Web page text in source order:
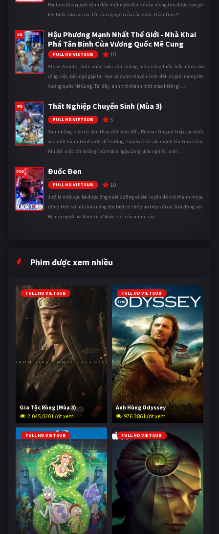
Rentaro Aijo quyết định đến một ngôi đền để cầu mong tìm được bạn gái
khi bước vào cấp ba. Lời cầu nguyện của cậu được Thần Tình Y ...
#8
Hậu Phương Mạnh Nhất Thế Giới - Nhà Khai
Phá Tân Binh Của Vương Quốc Mê Cung
FULL HD VIETSUB 10
Atobe Arihito, một nhân viên văn phòng luôn cống hiến hết mình cho
công việc, bất ngờ gặp tai nạn và được chuyển sinh đến dị giới mang tên
Vương quốc Mê Cung. Tại đây, anh trở thành một mạo hiểm gi ...
#9 Thất Nghiệp Chuyển Sinh (Mùa 3)
FULL HD VIETSUB 5
Sau những biến cố làm thay đổi cuộc đời, Rudeus Greyrat tiếp tục bước
vào một hành trình mới để trưởng thành cả về sức mạnh lẫn tinh thần.
Khi đối mặt với những thử thách ngày càng khắc nghiệt, anh ...
#10 Đuốc Đen
FULL HD VIETSUB 10
Jirô là một cậu bé được ông nuôi dưỡng và rèn luyện để trở thành ninja,
đồng thời sở hữu khả năng đặc biệt có thể giao tiếp với các loài động vật.
Bị mọi người xa lánh vì sự khác biệt của mình, cậu ...
Phim được xem nhiều
FULL HD VIETSUB
Gia Tộc Rồng (Mùa 3)
2,045,020 lượt xem
FULL HD VIETSUB
Anh Hùng Odyssey
976,386 lượt xem
FULL HD VIETSUB FULL HD VIETSUB